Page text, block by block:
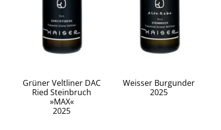
Grüner Veltliner DAC
Ried Steinbruch
»MAX«
2025
Weisser Burgunder
2025